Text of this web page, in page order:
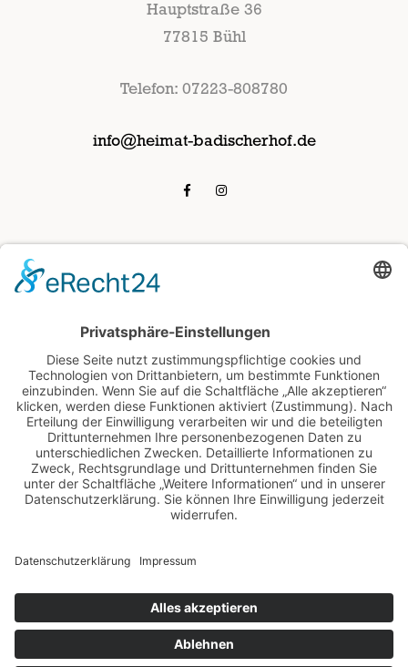
Hauptstraße 36
77815 Bühl
Telefon: 07223-808780
info@heimat-badischerhof.de
NAVIGATION
#heimat im Badischen Hof
CATERING
Das Team
Rezepte
Unser Blog
Kontakt & Reservierung
Datenschutz
© 2026 Copyright Heimat Badischerhof Bühl UG. Alle
Rechte vorbehalten.